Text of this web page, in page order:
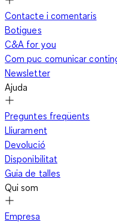
Contacte i comentaris
Botigues
C&A for you
Com puc comunicar
Newsletter
Ajuda
Preguntes freqüents
Lliurament
Devolució
Disponibilitat
Guia de talles
Qui som
Empresa